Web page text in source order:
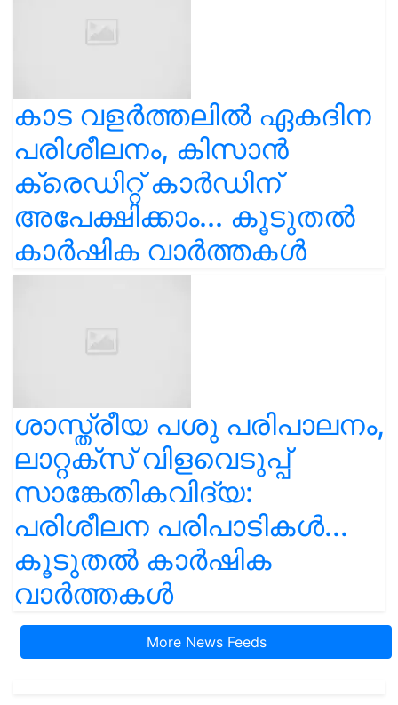
കാട വളര്‍ത്തലിൽ ഏകദിന
പരിശീലനം, കിസാൻ
ക്രെഡിറ്റ് കാർഡിന്
അപേക്ഷിക്കാം... കൂടുതൽ
കാർഷിക വാർത്തകൾ
ശാസ്ത്രീയ പശു പരിപാലനം,
ലാറ്റക്സ് വിളവെടുപ്പ്
സാങ്കേതികവിദ്യ:
പരിശീലന പരിപാടികൾ...
കൂടുതൽ കാർഷിക
വാർത്തകൾ
More News Feeds